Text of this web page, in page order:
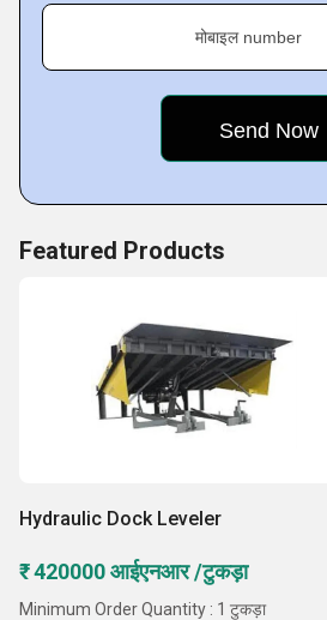
मोबाइल number
Featured Products
Hydraulic Dock Leveler
₹ 420000 आईएनआर /टुकड़ा
Minimum Order Quantity : 1 टुकड़ा